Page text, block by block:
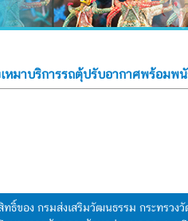
หมาบริการรถตุ้ปรับอากาศพร้อ
ทธิ์ของ กรมส่งเสริมวัฒนธรรม กระทรว